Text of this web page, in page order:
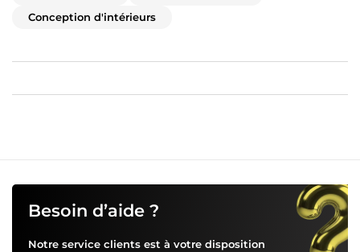
Conception d'intérieurs
Besoin d’aide ?
Notre service clients est à votre disposition